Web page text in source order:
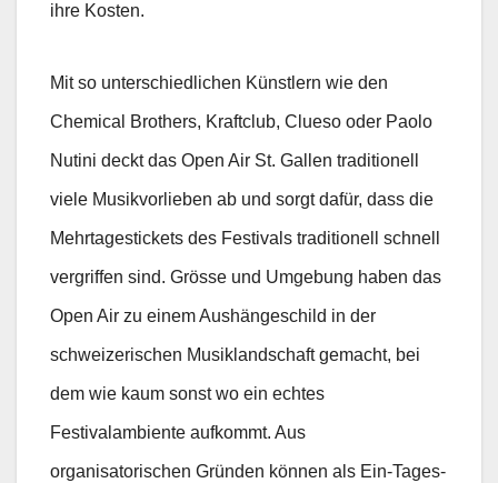
ihre Kosten.
Mit so unterschiedlichen Künstlern wie den
Chemical Brothers, Kraftclub, Clueso oder Paolo
Nutini deckt das Open Air St. Gallen traditionell
viele Musikvorlieben ab und sorgt dafür, dass die
Mehrtagestickets des Festivals traditionell schnell
vergriffen sind. Grösse und Umgebung haben das
Open Air zu einem Aushängeschild in der
schweizerischen Musiklandschaft gemacht, bei
dem wie kaum sonst wo ein echtes
Festivalambiente aufkommt. Aus
organisatorischen Gründen können als Ein-Tages-